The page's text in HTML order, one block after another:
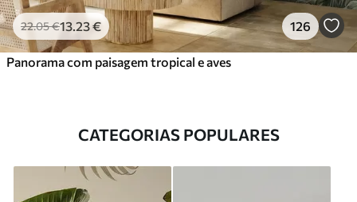
22.05€13 .23€ 126
Panorama com paisagem tropical e aves
CATEGORIAS POPULARES